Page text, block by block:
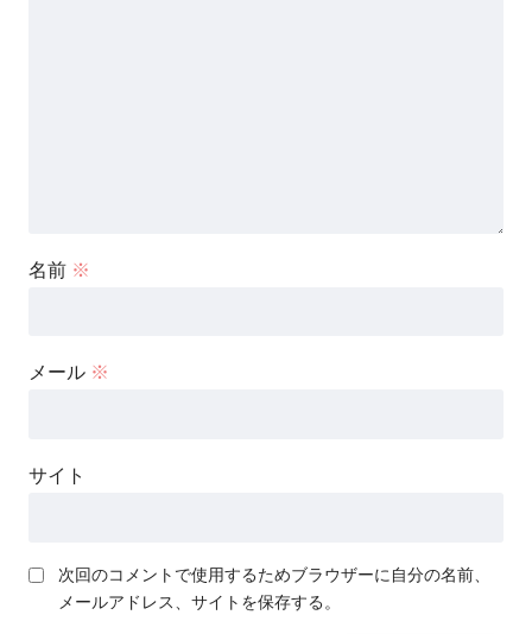
名前 ※
メール ※
サイト
次回のコメントで使用するためブラウザーに自分の名前、
メールアドレス、サイトを保存する。